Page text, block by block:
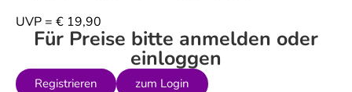
UVP = € 19,90
Für Preise bitte anmelden oder
einloggen
Registrieren zum Login